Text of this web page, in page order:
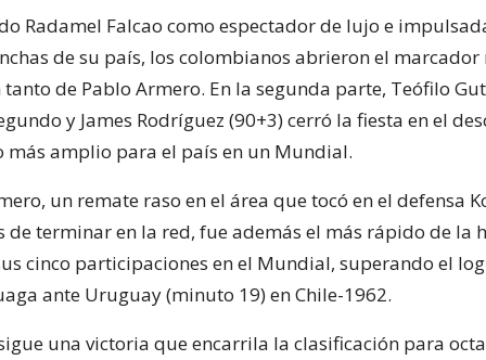
Radamel Falcao como espectador de lujo e
de su país, los colombianos abrieron el
tanto de Pablo Armero. En la segunda parte, Teófilo
y James Rodríguez (90+3) cerró la fiesta en el
más amplio para el país en un Mundial.
un remate raso en el área que tocó en el defensa
de terminar en la red, fue además el más rápido de la
cinco participaciones en el Mundial, superando el
ante Uruguay (minuto 19) en Chile-1962.
una victoria que encarrila la clasificación para